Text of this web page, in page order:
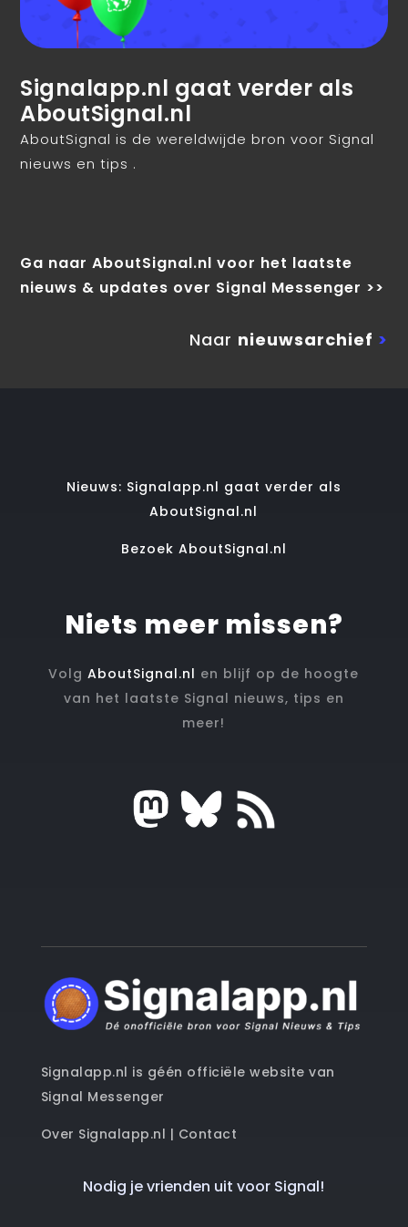
Signalapp.nl gaat verder als
AboutSignal.nl
AboutSignal is de wereldwijde bron voor Signal
nieuws en tips .
Ga naar AboutSignal.nl voor het laatste
nieuws & updates over Signal Messenger >>
Naar nieuwsarchief >
Nieuws: Signalapp.nl gaat verder als
AboutSignal.nl
Bezoek AboutSignal.nl
Niets meer missen?
VolgAboutSignal.nl en blijf op de hoogte
van het laatste Signal nieuws, tips en
meer!
Signalapp.nl is géén officiële website van
Signal Messenger
Over Signalapp.nl | Contact
Nodig je vrienden uit voor Signal!